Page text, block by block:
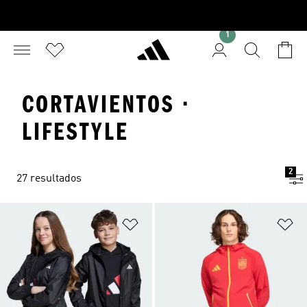
1
CORTAVIENTOS ·
LIFESTYLE
27 resultados
2
Añadir a la lista de deseos